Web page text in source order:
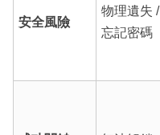
安全風險
物理遺失 /
忘記密碼